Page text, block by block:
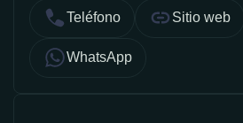
Teléfono Sitio web
WhatsApp